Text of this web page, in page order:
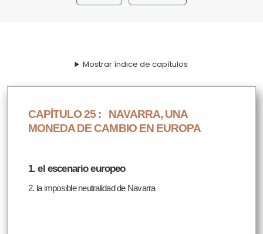
Mostrar índice de capítulos
CAPÍTULO 25 : NAVARRA, UNA
MONEDA DE CAMBIO EN EUROPA
1. el escenario europeo
2. la imposible neutralidad de Navarra